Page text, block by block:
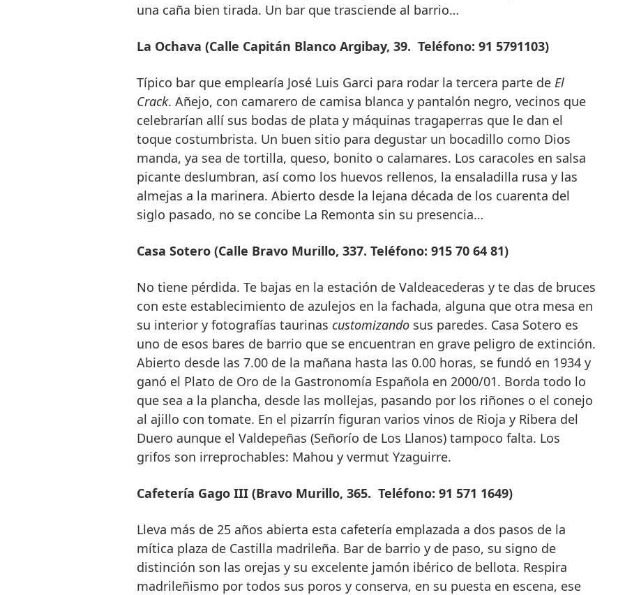
una caña bien tirada. Un bar que trasciende al barrio…
La Ochava (Calle Capitán Blanco Argibay, 39. Teléfono: 91 5791103)
Típico bar que emplearía José Luis Garci para rodar la tercera parte de El
Crack. Añejo, con camarero de camisa blanca y pantalón negro, vecinos que
celebrarían allí sus bodas de plata y máquinas tragaperras que le dan el
toque costumbrista. Un buen sitio para degustar un bocadillo como Dios
manda, ya sea de tortilla, queso, bonito o calamares. Los caracoles en salsa
picante deslumbran, así como los huevos rellenos, la ensaladilla rusa y las
almejas a la marinera. Abierto desde la lejana década de los cuarenta del
siglo pasado, no se concibe La Remonta sin su presencia…
Casa Sotero (Calle Bravo Murillo, 337. Teléfono: 915 70 64 81)
No tiene pérdida. Te bajas en la estación de Valdeacederas y te das de bruces
con este establecimiento de azulejos en la fachada, alguna que otra mesa en
su interior y fotografías taurinas customizandosus paredes. Casa Sotero es
uno de esos bares de barrio que se encuentran en grave peligro de extinción.
Abierto desde las 7.00 de la mañana hasta las 0.00 horas, se fundó en 1934 y
ganó el Plato de Oro de la Gastronomía Española en 2000/01. Borda todo lo
que sea a la plancha, desde las mollejas, pasando por los riñones o el conejo
al ajillo con tomate. En el pizarrín figuran varios vinos de Rioja y Ribera del
Duero aunque el Valdepeñas (Señorío de Los Llanos) tampoco falta. Los
grifos son irreprochables: Mahou y vermut Yzaguirre.
Cafetería Gago III (Bravo Murillo, 365. Teléfono: 91 571 1649)
Lleva más de 25 años abierta esta cafetería emplazada a dos pasos de la
mítica plaza de Castilla madrileña. Bar de barrio y de paso, su signo de
distinción son las orejas y su excelente jamón ibérico de bellota. Respira
madrileñismo por todos sus poros y conserva, en su puesta en escena, ese